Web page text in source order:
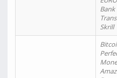
Bank
Skrill